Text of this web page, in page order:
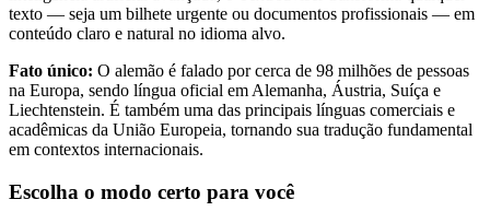
texto — seja um bilhete urgente ou documentos profissionais — em
conteúdo claro e natural no idioma alvo.
Fato único: O alemão é falado por cerca de 98 milhões de pessoas
na Europa, sendo língua oficial em Alemanha, Áustria, Suíça e
Liechtenstein. É também uma das principais línguas comerciais e
acadêmicas da União Europeia, tornando sua tradução fundamental
em contextos internacionais.
Escolha o modo certo para você